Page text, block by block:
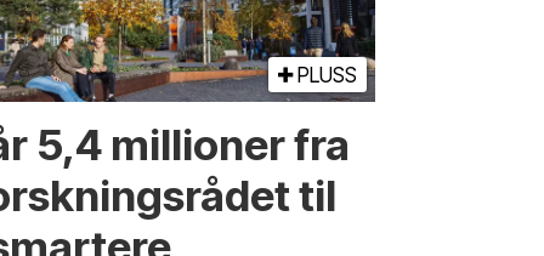
PLUSS
5,4 millioner fra
til